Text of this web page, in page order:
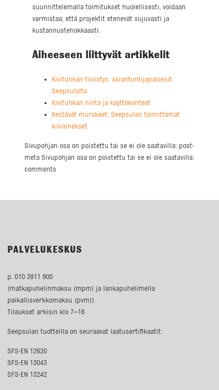
suunnittelemalla toimitukset huolellisesti, voidaan
varmistaa, että projektit etenevät sujuvasti ja
kustannustehokkaasti.
Aiheeseen liittyvät artikkelit
Kivituhkan tiivistys: Asiantuntijapalvelut
Seepsulalta
Kivituhkan hinta ja käyttökohteet
Kestävät murskeet: Seepsulan toimittamat
kiviainekset
Sivupohjan osa on poistettu tai se ei ole saatavilla: post-
meta Sivupohjan osa on poistettu tai se ei ole saatavilla:
comments
PALVELUKESKUS
p. 010 3911 900
(matkapuhelinmaksu (mpm) ja lankapuhelimella
paikallisverkkomaksu (pvm))
Tilaukset arkisin klo 7–16
Seepsulan tuotteilla on seuraavat laatusertifikaatit:
SFS-EN 12620
SFS-EN 13043
SFS-EN 13242